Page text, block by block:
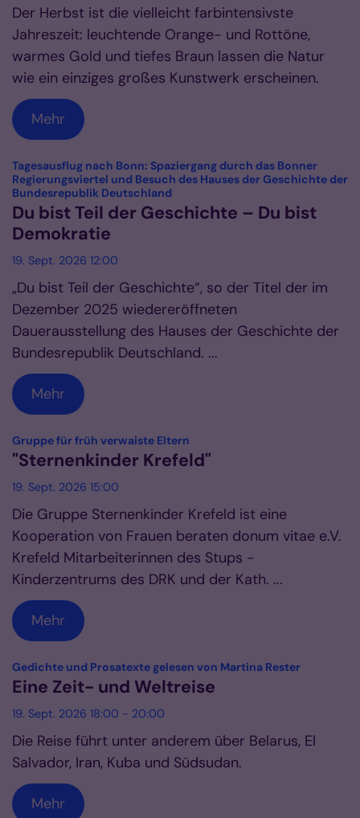
Der Herbst ist die vielleicht farbintensivste
Jahreszeit: leuchtende Orange- und Rottöne,
warmes Gold und tiefes Braun lassen die Natur
wie ein einziges großes Kunstwerk erscheinen.
Mehr
Tagesausflug nach Bonn: Spaziergang durch das Bonner
Regierungsviertel und Besuch des Hauses der Geschichte der
Bundesrepublik Deutschland
Du bist Teil der Geschichte – Du bist
Demokratie
19. Sept. 2026 12:00
„Du bist Teil der Geschichte“, so der Titel der im
Dezember 2025 wiedereröffneten
Dauerausstellung des Hauses der Geschichte der
Bundesrepublik Deutschland. ...
Mehr
Gruppe für früh verwaiste Eltern
"Sternenkinder Krefeld"
19. Sept. 2026 15:00
Die Gruppe Sternenkinder Krefeld ist eine
Kooperation von Frauen beraten donum vitae e.V.
Krefeld Mitarbeiterinnen des Stups -
Kinderzentrums des DRK und der Kath. ...
Mehr
Gedichte und Prosatexte gelesen von Martina Rester:
Eine Zeit- und Weltreise
19. Sept. 2026 18:00 - 20:00
Die Reise führt unter anderem über Belarus, El
Salvador, Iran, Kuba und Südsudan.
Mehr